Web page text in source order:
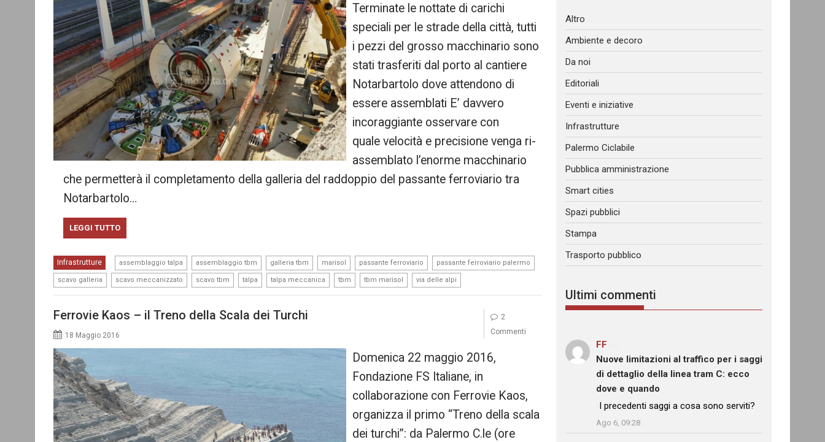
Terminate le nottate di carichi
speciali per le strade della città, tutti
i pezzi del grosso macchinario sono
stati trasferiti dal porto al cantiere
Notarbartolo dove attendono di
essere assemblati E’ davvero
incoraggiante osservare con
quale velocità e precisione venga ri-
assemblato l’enorme macchinario
che permetterà il completamento della galleria del raddoppio del passante ferroviario tra
Notarbartolo…
LEGGI TUTTO
Infrastrutture assemblaggio talpa assemblaggio tbm galleria tbm marisol passante ferroviario passante ferroviario palermo
scavo galleria scavo meccanizzato scavo tbm talpa talpa meccanica tbm tbm marisol via delle alpi
Ferrovie Kaos – il Treno della Scala dei Turchi
18 Maggio 2016
Domenica 22 maggio 2016,
Fondazione FS Italiane, in
collaborazione con Ferrovie Kaos,
organizza il primo “Treno della scala
dei turchi”: da Palermo C.le (ore
2
Commenti
Altro
Ambiente e decoro
Da noi
Editoriali
Eventi e iniziative
Infrastrutture
Palermo Ciclabile
Pubblica amministrazione
Smart cities
Spazi pubblici
Stampa
Trasporto pubblico
Ultimi commenti
FF
Nuove limitazioni al traffico per i saggi
di dettaglio della linea tram C: ecco
dove e quando
: “I precedenti saggi a cosa sono serviti?
Ago 6, 09:28